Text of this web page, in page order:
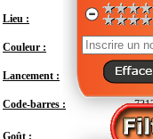
Lieu : Suède
Couleur :
Lancement :
Code-barres :
Goût :